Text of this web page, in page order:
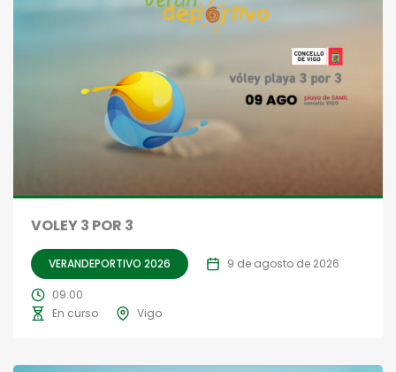
VOLEY 3 POR 3
VERANDEPORTIVO 2026 9 de agosto de 2026
09:00
En curso
Vigo